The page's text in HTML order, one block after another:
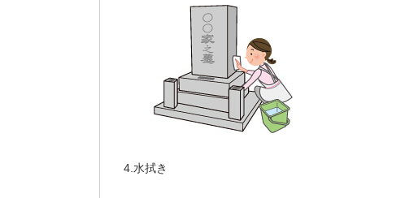
4.水拭き